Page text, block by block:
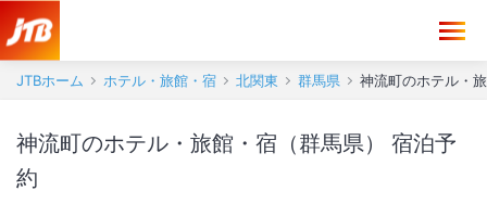
JTBホーム ホテル・旅館・宿 北関東 群馬県 神流町のホテル・
神流町のホテル・旅館・宿（群馬県） 宿泊予
約